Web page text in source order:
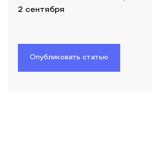
2 сентября
Опубликовать статью